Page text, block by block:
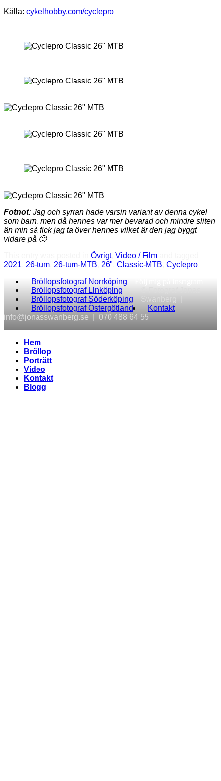
Källa: cykelhobby.com/cyclepro
Fotnot: Jag och syrran hade varsin variant av denna cykel
som barn, men då hennes var mer bevarad och mindre sliten
än min så fick jag ta över hennes vilket är den jag byggt
vidare på 🙂
Övrigt, Video / Film
2021 26-tum 26-tum-MTB 26" Classic-MTB Cyclepro
Bröllopsfotograf Norrköping
Bröllopsfotograf Linköping
Bröllopsfotograf Söderköping
Bröllopsfotograf Östergötland
Kontakt
info@jonasswanberg.se | 070 488 64 55
Hem
Bröllop
Porträtt
Video
Kontakt
Blogg